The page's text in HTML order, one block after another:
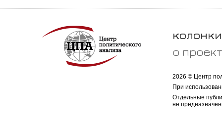
колонки
о
2026 © Центр
При
Отдельные
не